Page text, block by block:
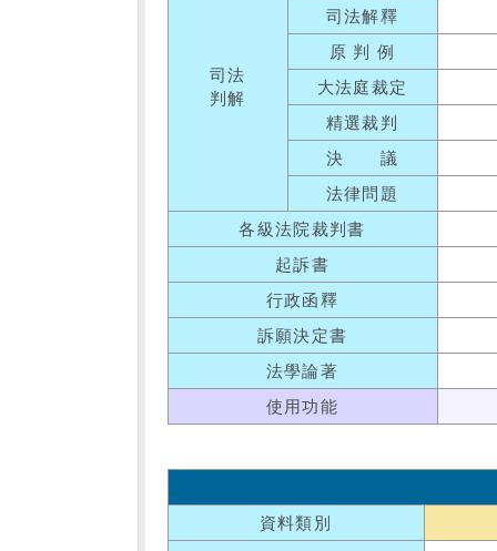
司法
判解
司法解釋
原 判 例
大法庭裁定
精選裁判
決 議
法律問題
各級法院裁判書
起訴書
行政函釋
訴願決定書
法學論著
使用功能
資料類別